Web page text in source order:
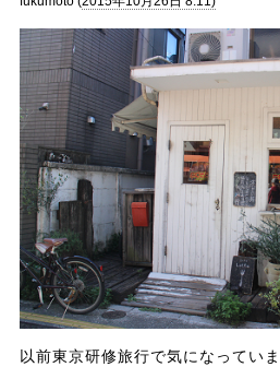
以前東京研修旅行で気になってい